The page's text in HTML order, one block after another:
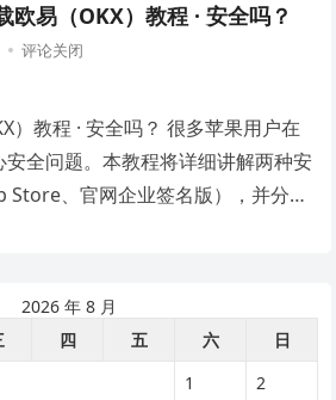
欧易（OKX）教程 · 安全吗？
评论关闭
）教程 · 安全吗？ 很多苹果用户在
全问题。本教程将详细讲解两种安
Store、官网企业签名版），并分析
2026 年 8 月
四 五 六
日
1
2